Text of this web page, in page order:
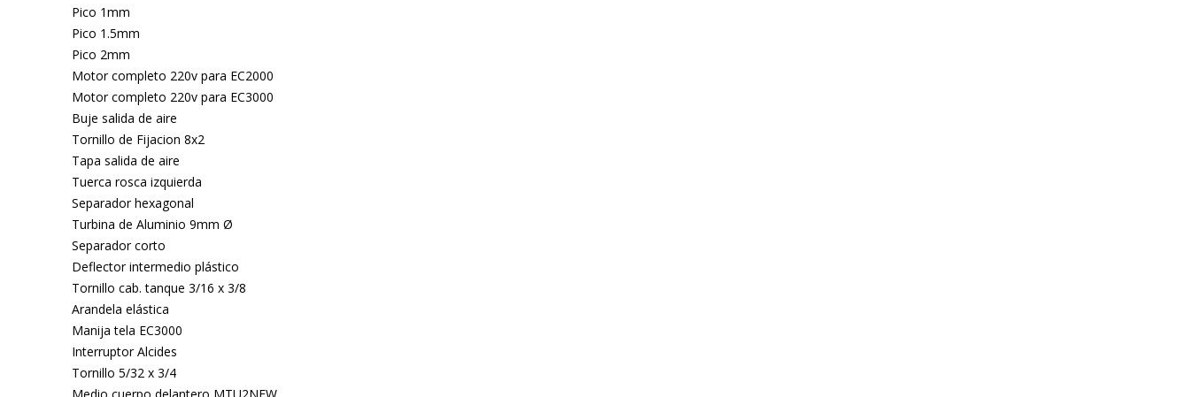
Pico 1mm
Pico 1.5mm
Pico 2mm
Motor completo 220v para EC2000
Motor completo 220v para EC3000
Buje salida de aire
Tornillo de Fijacion 8x2
Tapa salida de aire
Tuerca rosca izquierda
Separador hexagonal
Turbina de Aluminio 9mm Ø
Separador corto
Deflector intermedio plástico
Tornillo cab. tanque 3/16 x 3/8
Arandela elástica
Manija tela EC3000
Interruptor Alcides
Tornillo 5/32 x 3/4